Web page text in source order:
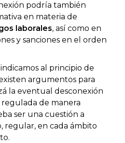
podría también
en materia de
laborales, así como en
y sanciones en el orden
al principio de
argumentos para
la eventual desconexión
regulada de manera
ser una cuestión a
regular, en cada ámbito